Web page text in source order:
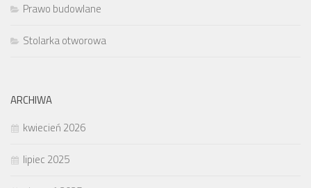
Prawo budowlane
Stolarka otworowa
ARCHIWA
kwiecień 2026
lipiec 2025